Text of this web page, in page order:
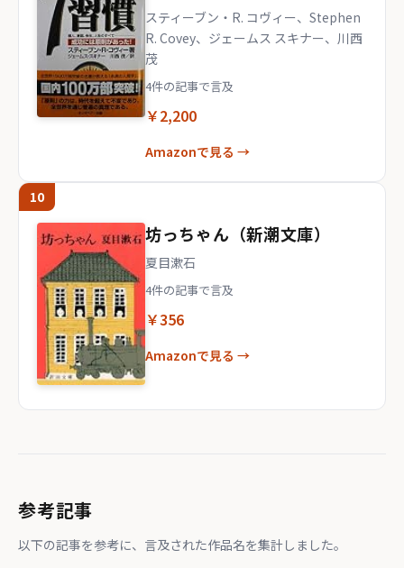
スティーブン・R. コヴィー、Stephen
R. Covey、ジェームス スキナー、川西
茂
4件の記事で言及
￥2,200
Amazonで見る →
10
坊っちゃん（新潮文庫）
夏目漱石
4件の記事で言及
￥356
Amazonで見る →
参考記事
以下の記事を参考に、言及された作品名を集計しました。